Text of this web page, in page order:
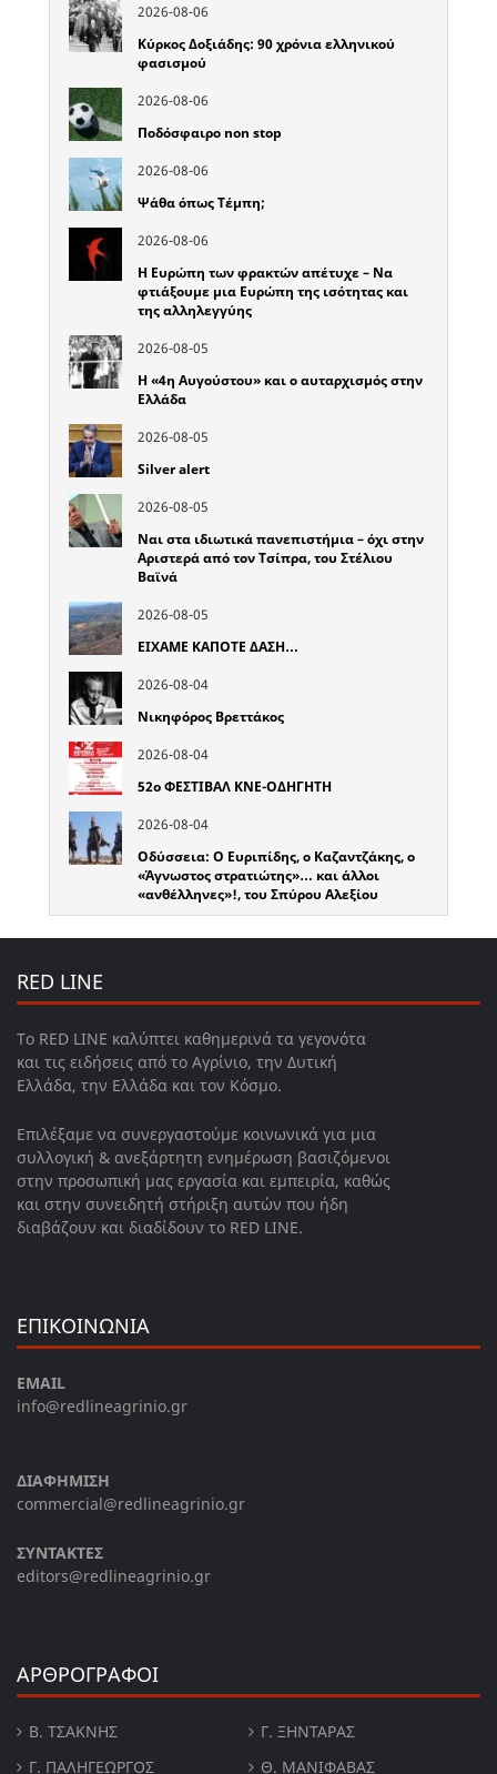
2026-08-06
Κύρκος Δοξιάδης: 90 χρόνια ελληνικού
φασισμού
2026-08-06
Ποδόσφαιρο non stop
2026-08-06
Ψάθα όπως Τέμπη;
2026-08-06
Η Ευρώπη των φρακτών απέτυχε – Να
φτιάξουμε μια Ευρώπη της ισότητας και
της αλληλεγγύης
2026-08-05
Η «4η Αυγούστου» και ο αυταρχισμός στην
Ελλάδα
2026-08-05
Silver alert
2026-08-05
Ναι στα ιδιωτικά πανεπιστήμια – όχι στην
Αριστερά από τον Τσίπρα, του Στέλιου
Βαϊνά
2026-08-05
ΕΙΧΑΜΕ ΚΑΠΟΤΕ ΔΑΣΗ…
2026-08-04
Νικηφόρος Βρεττάκος
2026-08-04
52o ΦΕΣΤΙΒΑΛ ΚΝΕ-ΟΔΗΓΗΤΗ
2026-08-04
Οδύσσεια: Ο Ευριπίδης, ο Καζαντζάκης, ο
«Άγνωστος στρατιώτης»… και άλλοι
«ανθέλληνες»!, του Σπύρου Αλεξίου
RED LINE
Το RED LINE καλύπτει καθημερινά τα γεγονότα
και τις ειδήσεις από το Αγρίνιο, την Δυτική
Ελλάδα, την Ελλάδα και τον Κόσμο.
Επιλέξαμε να συνεργαστούμε κοινωνικά για μια
συλλογική & ανεξάρτητη ενημέρωση βασιζόμενοι
στην προσωπική μας εργασία και εμπειρία, καθώς
και στην συνειδητή στήριξη αυτών που ήδη
διαβάζουν και διαδίδουν το RED LINE.
ΕΠΙΚΟΙΝΩΝΙΑ
EMAIL
info@redlineagrinio.gr
ΔΙΑΦΗΜΙΣΗ
commercial@redlineagrinio.gr
ΣΥΝΤΑΚΤΕΣ
editors@redlineagrinio.gr
ΑΡΘΡΟΓΡΑΦΟΙ
Β. ΤΣΆΚΝΗΣ
Γ. ΞΗΝΤΆΡΑΣ
Γ. ΠΑΛΗΓΕΏΡΓΟΣ
Θ. ΜΑΝΙΦΑΒΑΣ